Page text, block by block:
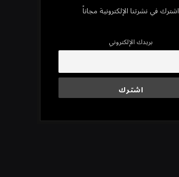
اشترك في نشرتنا الإلكترونية مجاناً
بريدك الإلكتروني